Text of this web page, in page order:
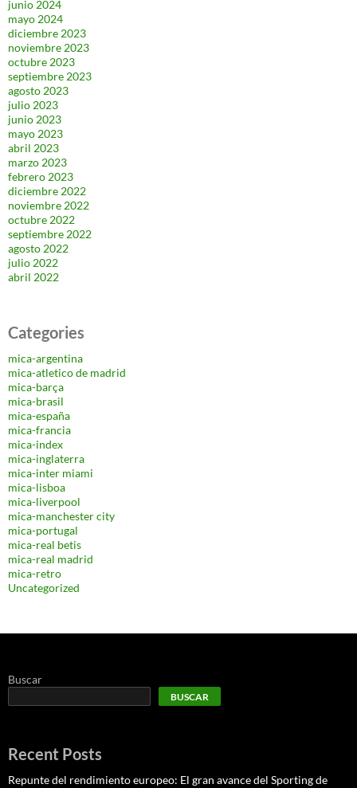
junio 2024
mayo 2024
diciembre 2023
noviembre 2023
octubre 2023
septiembre 2023
agosto 2023
julio 2023
junio 2023
mayo 2023
abril 2023
marzo 2023
febrero 2023
diciembre 2022
noviembre 2022
octubre 2022
septiembre 2022
agosto 2022
julio 2022
abril 2022
Categories
mica-argentina
mica-atletico de madrid
mica-barça
mica-brasil
mica-españa
mica-francia
mica-index
mica-inglaterra
mica-inter miami
mica-lisboa
mica-liverpool
mica-manchester city
mica-portugal
mica-real betis
mica-real madrid
mica-retro
Uncategorized
Buscar
BUSCAR
Recent Posts
Repunte del rendimiento europeo: El gran avance del Sporting de